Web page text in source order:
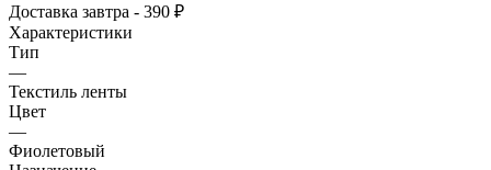
Доставка завтра - 390 ₽
Характеристики
Тип
—
Текстиль ленты
Цвет
—
Фиолетовый